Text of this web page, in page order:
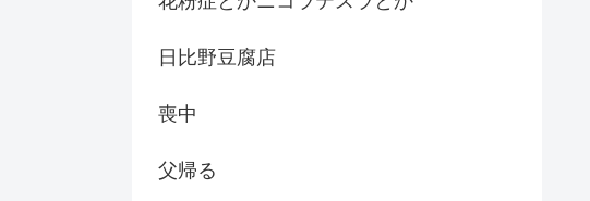
日比野豆腐店
喪中
父帰る